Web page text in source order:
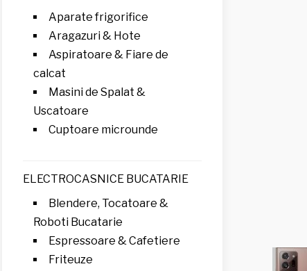
Aparate frigorifice
Aragazuri & Hote
Aspiratoare & Fiare de
calcat
Masini de Spalat &
Uscatoare
Cuptoare microunde
ELECTROCASNICE BUCATARIE
Blendere, Tocatoare &
Roboti Bucatarie
Espressoare & Cafetiere
Friteuze